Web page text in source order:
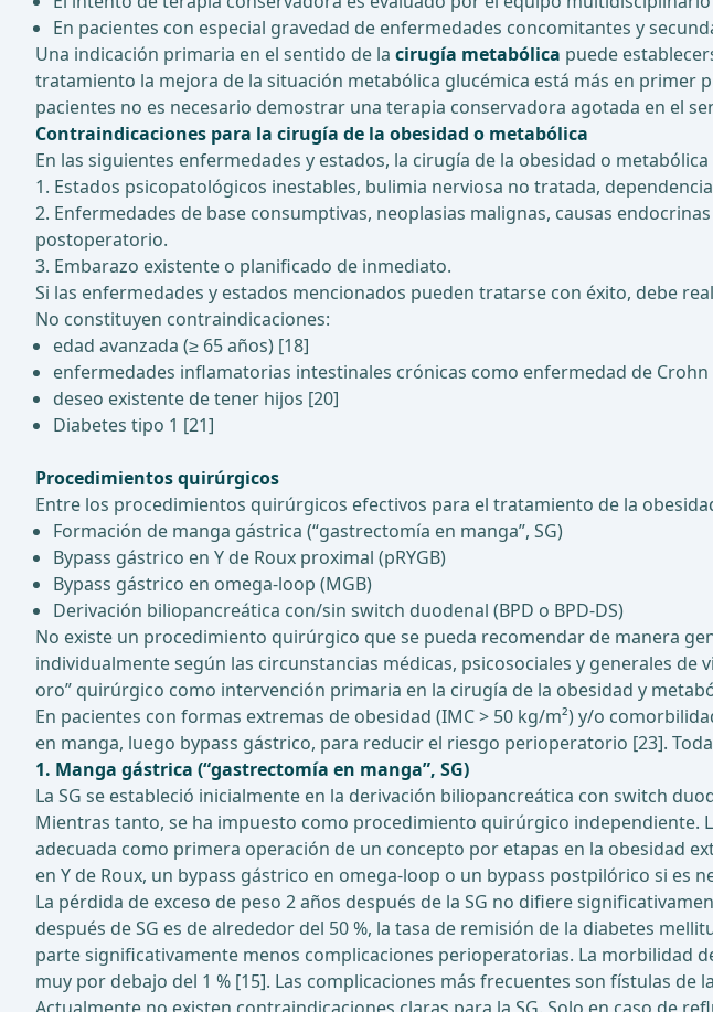
En pacientes con especial gravedad de enfermedades concomitantes y
Una indicación primaria en el sentido de la cirugía metabólica puede
tratamiento la mejora de la situación metabólica glucémica está más en primer
pacientes no es necesario demostrar una terapia conservadora agotada en el
Contraindicaciones para la cirugía de la obesidad o metabólica
En las siguientes enfermedades y estados, la cirugía de la obesidad o
1. Estados psicopatológicos inestables, bulimia nerviosa no tratada,
2. Enfermedades de base consumptivas, neoplasias malignas, causas
postoperatorio.
3. Embarazo existente o planificado de inmediato.
Si las enfermedades y estados mencionados pueden tratarse con éxito, debe
No constituyen contraindicaciones:
edad avanzada (≥ 65 años) [18]
enfermedades inflamatorias intestinales crónicas como enfermedad de Crohn
deseo existente de tener hijos [20]
Diabetes tipo 1 [21]
Procedimientos quirúrgicos
Entre los procedimientos quirúrgicos efectivos para el tratamiento de la
Formación de manga gástrica (“gastrectomía en manga”, SG)
Bypass gástrico en Y de Roux proximal (pRYGB)
Bypass gástrico en omega-loop (MGB)
Derivación biliopancreática con/sin switch duodenal (BPD o BPD-DS)
No existe un procedimiento quirúrgico que se pueda recomendar de manera
individualmente según las circunstancias médicas, psicosociales y generales
oro” quirúrgico como intervención primaria en la cirugía de la obesidad y
En pacientes con formas extremas de obesidad (IMC > 50 kg/m²) y/o
en manga, luego bypass gástrico, para reducir el riesgo perioperatorio [23].
1. Manga gástrica (“gastrectomía en manga”, SG)
La SG se estableció inicialmente en la derivación biliopancreática con switch
Mientras tanto, se ha impuesto como procedimiento quirúrgico independiente.
adecuada como primera operación de un concepto por etapas en la obesidad
en Y de Roux, un bypass gástrico en omega-loop o un bypass postpilórico si es
La pérdida de exceso de peso 2 años después de la SG no difiere
después de SG es de alrededor del 50 %, la tasa de remisión de la diabetes
parte significativamente menos complicaciones perioperatorias. La morbilidad
muy por debajo del 1 % [15]. Las complicaciones más frecuentes son fístulas